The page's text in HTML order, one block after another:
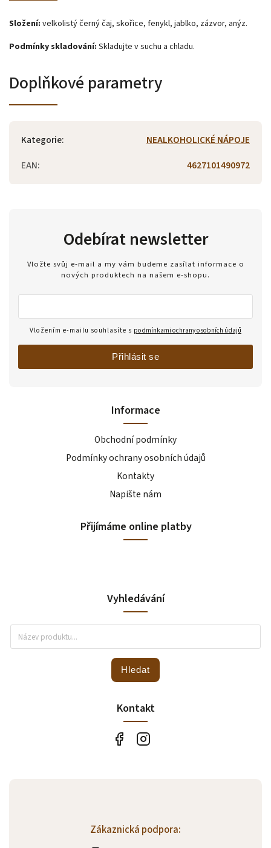
Složení: velkolistý černý čaj, skořice, fenykl, jablko, zázvor, anýz.
Podmínky skladování: Skladujte v suchu a chladu.
Doplňkové parametry
Kategorie:
NEALKOHOLICKÉ NÁPOJE
EAN: 4627101490972
Zákaznická podpora:
Informace
Obchodní podmínky
Podmínky ochrany osobních údajů
Kontakty
Napište nám
Přijímáme online platby
Odebírat newsletter
Vložte svůj e-mail a my vám budeme zasílat informace o
nových produktech na našem e-shopu.
Vložením e-mailu souhlasíte s podmínkami ochrany osobních údajů
Přihlásit se
Vyhledávání
Hledat
Kontakt